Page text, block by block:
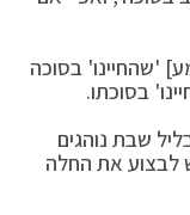
'שהחיינו' בסוכה
בסוכתו.
שבת נוהגים
לבצוע את החלה